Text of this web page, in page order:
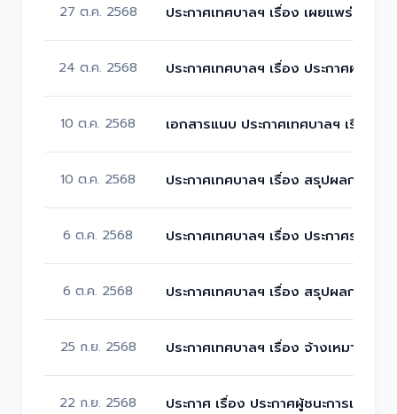
27 ต.ค. 2568 ประกาศเทศบาลฯ เรื่อง เผยแพร่แผน
24 ต.ค. 2568 ประกาศเทศบาลฯ เรื่อง ประกาศผลผู้
10 ต.ค. 2568 เอกสารแนบ ประกาศเทศบาลฯ เรื่อง
10 ต.ค. 2568 ประกาศเทศบาลฯ เรื่อง สรุปผลการด
6 ต.ค. 2568 ประกาศเทศบาลฯ เรื่อง ประกาศราย
6 ต.ค. 2568 ประกาศเทศบาลฯ เรื่อง สรุปผลการด
25 ก.ย. 2568 ประกาศเทศบาลฯ เรื่อง จ้างเหมาบุค
22 ก.ย. 2568 ประกาศ เรื่อง ประกาศผู้ชนะการเสนอ